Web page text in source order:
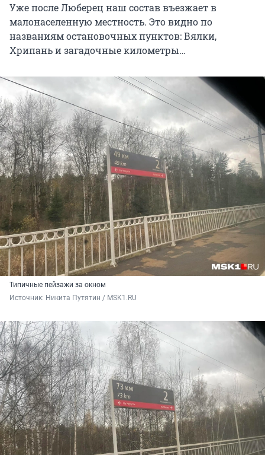
Уже после Люберец наш состав въезжает в
малонаселенную местность. Это видно по
названиям остановочных пунктов: Вялки,
Хрипань и загадочные километры…
Типичные пейзажи за окном
Источник: Никита Путятин / MSK1.RU